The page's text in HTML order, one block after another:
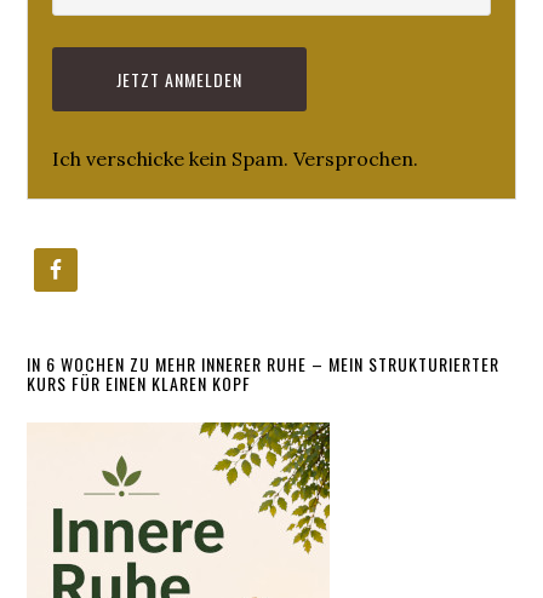
Ich verschicke kein Spam. Versprochen.
IN 6 WOCHEN ZU MEHR INNERER RUHE – MEIN STRUKTURIERTER
KURS FÜR EINEN KLAREN KOPF